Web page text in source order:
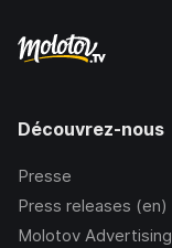
Découvrez-nous
Presse
Press releases (en)
Molotov Advertising